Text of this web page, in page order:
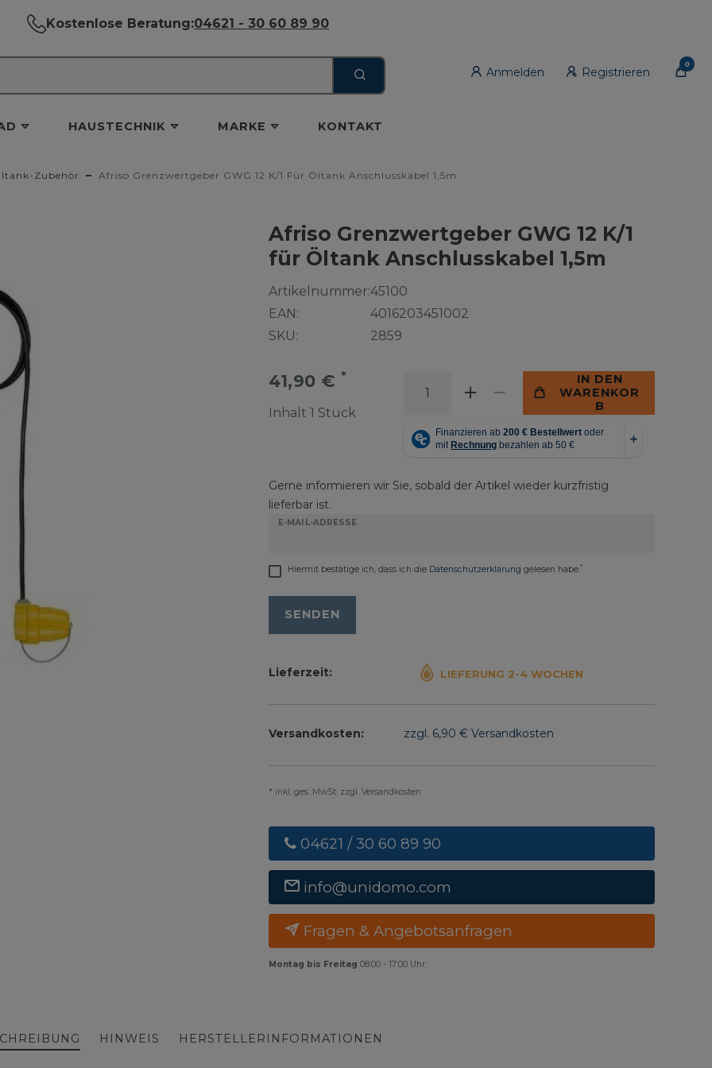
Kostenlose Beratung:04621 - 30 60 89 90
Anmelden Registrieren
0
HAUSTECHNIK MARKE KONTAKT
Zubehör Afriso Grenzwertgeber GWG 12 K/1 Für Öltank Anschlusskabel 1,5m
Afriso Grenzwertgeber GWG 12 K/1
für Öltank Anschlusskabel 1,5m
Artikelnummer:
EAN:
SKU:
45100
4016203451002
2859
41,90 € *
Inhalt 1 Stück
IN DEN
WARENKOR
B
Gerne informieren wir Sie, sobald der Artikel wieder kurzfristig
lieferbar ist.
E-MAIL-ADRESSE
Hiermit bestätige ich, dass ich die Daten­schutz­erklärung gelesen habe.*
SENDEN
Lieferzeit: LIEFERUNG 2-4 WOCHEN
Versandkosten: zzgl. 6,90 € Versandkosten
* inkl. ges. MwSt. zzgl. Versandkosten
04621 / 30 60 89 90
info@unidomo.com
Fragen & Angebotsanfragen
Montag bis Freitag 08:00 - 17:00 Uhr
HINWEIS HERSTELLERINFORMATIONEN